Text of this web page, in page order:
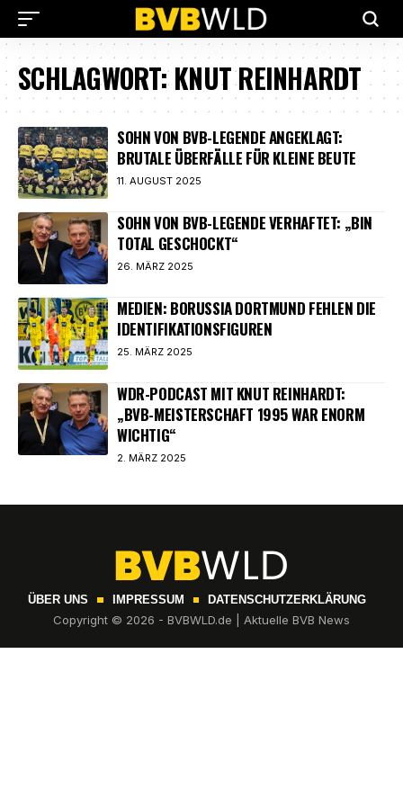
SCHLAGWORT:KNUT REINHARDT
SOHN VON BVB-LEGENDE ANGEKLAGT:
BRUTALE ÜBERFÄLLE FÜR KLEINE BEUTE
11. AUGUST 2025
SOHN VON BVB-LEGENDE VERHAFTET: „BIN
TOTAL GESCHOCKT“
26. MÄRZ 2025
MEDIEN: BORUSSIA DORTMUND FEHLEN DIE
IDENTIFIKATIONSFIGUREN
25. MÄRZ 2025
WDR-PODCAST MIT KNUT REINHARDT:
„BVB-MEISTERSCHAFT 1995 WAR ENORM
WICHTIG“
2. MÄRZ 2025
ÜBER UNS IMPRESSUM DATENSCHUTZERKLÄRUNG
Copyright © 2026 - BVBWLD.de | Aktuelle BVB News